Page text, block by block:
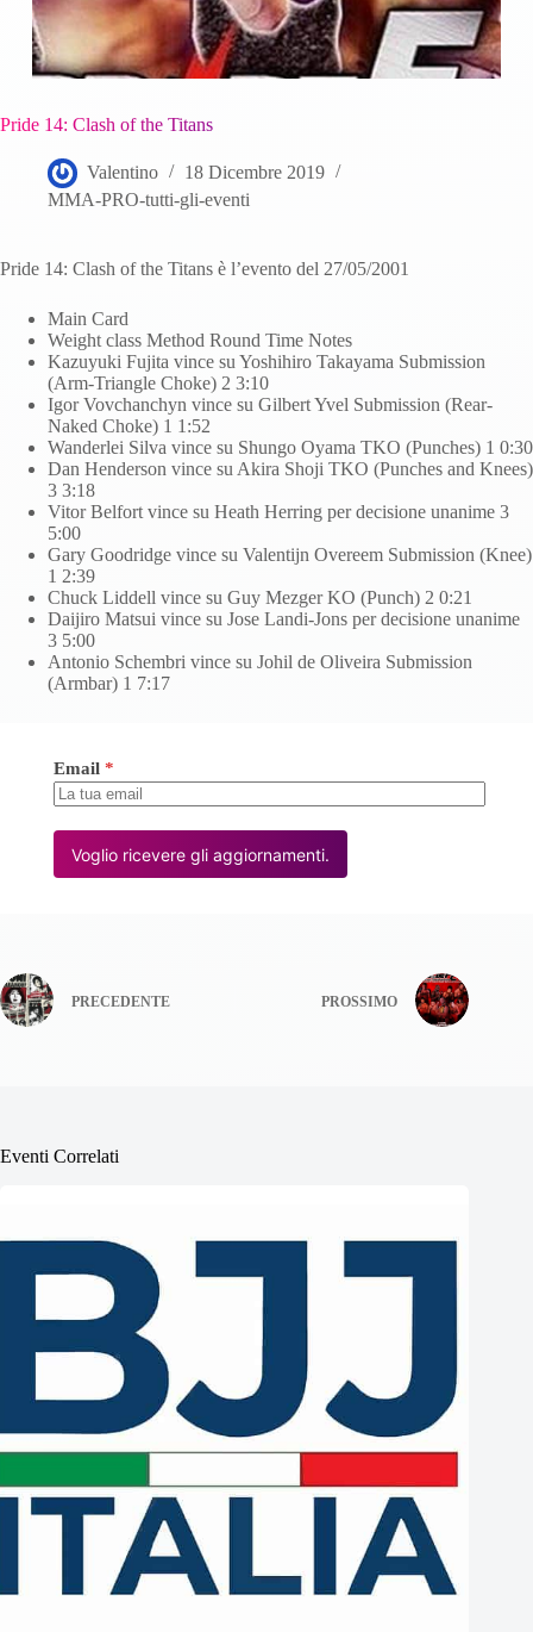
Pride 14: Clash of the Titans
Valentino
18 Dicembre 2019
MMA-PRO-tutti-gli-eventi
Pride 14: Clash of the Titans è l’evento del 27/05/2001
Main Card
Weight class Method Round Time Notes
Kazuyuki Fujita vince su Yoshihiro Takayama Submission
(Arm-Triangle Choke) 2 3:10
Igor Vovchanchyn vince su Gilbert Yvel Submission (Rear-
Naked Choke) 1 1:52
Wanderlei Silva vince su Shungo Oyama TKO (Punches) 1 0:30
Dan Henderson vince su Akira Shoji TKO (Punches and Knees)
3 3:18
Vitor Belfort vince su Heath Herring per decisione unanime 3
5:00
Gary Goodridge vince su Valentijn Overeem Submission (Knee)
1 2:39
Chuck Liddell vince su Guy Mezger KO (Punch) 2 0:21
Daijiro Matsui vince su Jose Landi-Jons per decisione unanime
3 5:00
Antonio Schembri vince su Johil de Oliveira Submission
(Armbar) 1 7:17
Email *
Voglio ricevere gli aggiornamenti.
PRECEDENTE PROSSIMO
Eventi Correlati